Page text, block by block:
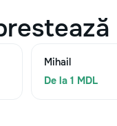
Mihail
De la 1 MDL